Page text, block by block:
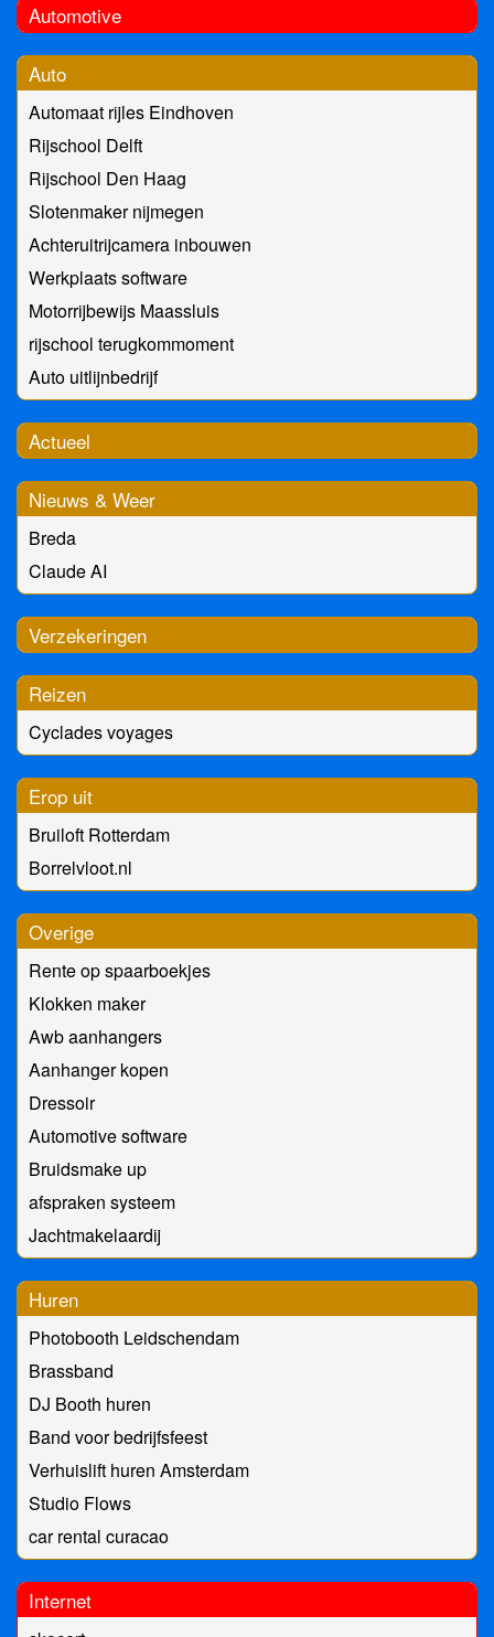
Automotive
Auto
Automaat rijles Eindhoven
Rijschool Delft
Rijschool Den Haag
Slotenmaker nijmegen
Achteruitrijcamera inbouwen
Werkplaats software
Motorrijbewijs Maassluis
rijschool terugkommoment
Auto uitlijnbedrijf
Actueel
Nieuws & Weer
Breda
Claude AI
Verzekeringen
Reizen
Cyclades voyages
Erop uit
Bruiloft Rotterdam
Borrelvloot.nl
Overige
Rente op spaarboekjes
Klokken maker
Awb aanhangers
Aanhanger kopen
Dressoir
Automotive software
Bruidsmake up
afspraken systeem
Jachtmakelaardij
Huren
Photobooth Leidschendam
Brassband
DJ Booth huren
Band voor bedrijfsfeest
Verhuislift huren Amsterdam
Studio Flows
car rental curacao
Internet